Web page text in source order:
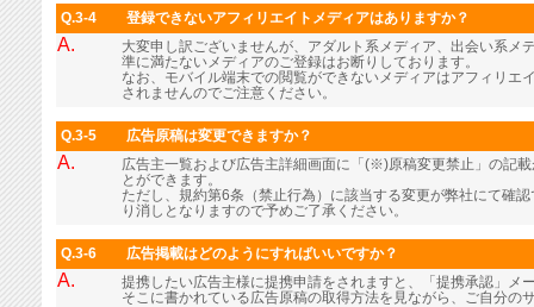
Q.3-4 登録できないアフィリエイトメディアはありますか？
A.
大変申し訳ございませんが、アダルト系メディア、出会い系メ
準に満たないメディアのご登録はお断りしております。
なお、モバイル端末での閲覧ができないメディアはアフィリエ
されませんのでご注意ください。
Q.3-5 広告原稿は変更できますか？
A.
広告主一覧および広告主詳細画面に「(※)原稿変更禁止」の記
とができます。
ただし、規約第6条（禁止行為）に該当する変更が弊社にて確
り消しとなりますので予めご了承ください。
Q.3-6 広告掲載はどのようにすればいいですか？
A.
提携したい広告主様に提携申請をされますと、「提携承認」メ
そこに書かれている広告原稿の取得方法を見ながら、ご自分の